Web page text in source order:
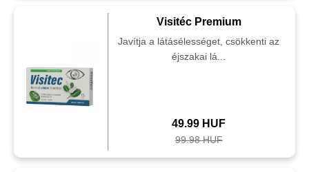
Visitéc Premium
Javítja a látásélességet, csökkenti az
éjszakai lá...
49.99 HUF
99.98 HUF